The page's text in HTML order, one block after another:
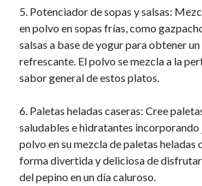
5. Potenciador de sopas y salsas:
en polvo en sopas frías, como
salsas a base de yogur para obtener
refrescante. El polvo se mezcla a la
sabor general de estos platos.
6. Paletas heladas caseras: Cree
saludables e hidratantes incorporando
polvo en su mezcla de paletas heladas
forma divertida y deliciosa de
del pepino en un día caluroso.